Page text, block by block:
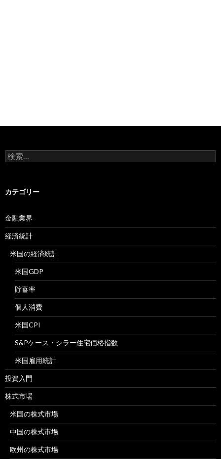
検
索:
カテゴリー
金融業界
経済統計
米国の経済統計
米国GDP
貯蓄率
個人消費
米国CPI
S&Pケース・シラー住宅価格指数
米国雇用統計
投資入門
株式市場
米国の株式市場
中国の株式市場
欧州の株式市場